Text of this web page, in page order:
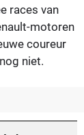
races van
motoren
coureur
niet.